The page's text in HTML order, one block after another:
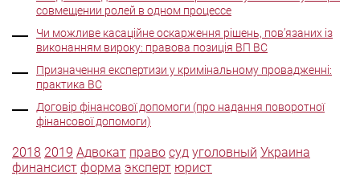
совмещении ролей в одном процессе
Чи можливе касаційне оскарження рішень, пов’язаних із
виконанням вироку: правова позиція ВП ВС
Призначення експертизи у кримінальному провадженні:
практика ВС
Договір фінансової допомоги (про надання поворотної
фінансової допомоги)
2018 2019 Адвокат право суд уголовный Украина
финансист форма эксперт юрист